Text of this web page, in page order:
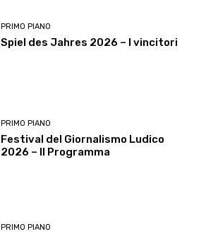
PRIMO PIANO
Spiel des Jahres 2026 – I vincitori
PRIMO PIANO
Festival del Giornalismo Ludico
2026 – Il Programma
PRIMO PIANO